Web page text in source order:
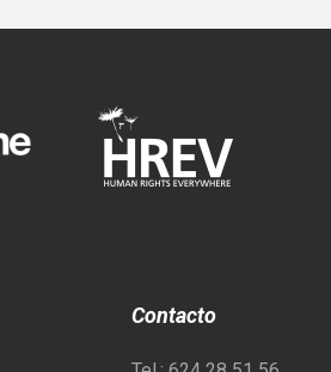
Contacto